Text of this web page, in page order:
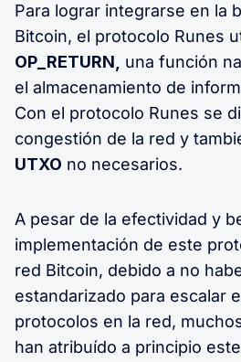
Para lograr integrarse en la
Bitcoin, el protocolo Runes
OP_RETURN, una función
el almacenamiento de
Con el protocolo Runes se
congestión de la red y
UTXO no necesarios.
A pesar de la efectividad y
implementación de este
red Bitcoin, debido a no
estandarizado para escalar
protocolos en la red,
han atribuído a principio